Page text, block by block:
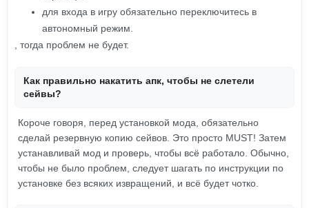
для входа в игру обязательно переключитесь в
автономный режим.
, тогда проблем не будет.
Как правильно накатить апк, чтобы не слетели
сейвы?
Короче говоря, перед установкой мода, обязательно
сделай резервную копию сейвов. Это просто MUST! Затем
устанавливай мод и проверь, чтобы всё работало. Обычно,
чтобы не было проблем, следует шагать по инструкции по
установке без всяких извращений, и всё будет чотко.